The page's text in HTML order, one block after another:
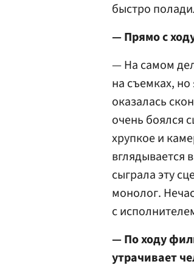
быстро
— Прямо с
— На самом
на съемках,
оказалась
очень боялся
хрупкое и
вглядывается
сыграла эту
монолог.
с
— По ходу
утрачивает